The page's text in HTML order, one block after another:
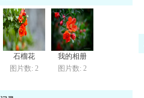
石榴花
图片数: 2
我的相册
图片数: 2